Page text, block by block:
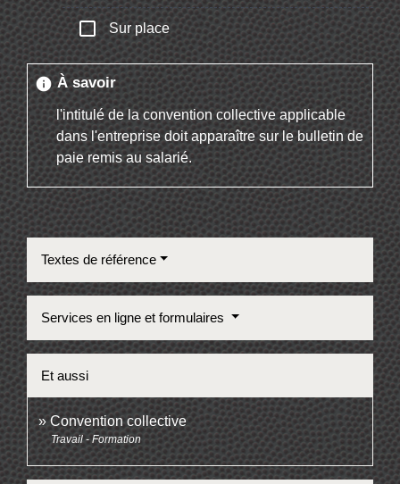
check_box_outline_blank Sur place
infoÀ savoir
l'intitulé de la convention collective applicable
dans l'entreprise doit apparaître sur le bulletin de
paie remis au salarié.
Textes de référence
Services en ligne et formulaires
Et aussi
Convention collective
Travail - Formation